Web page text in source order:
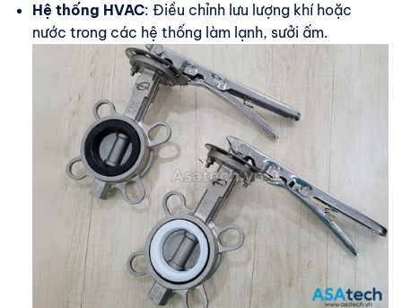
Hệ thống HVAC: Điều chỉnh lưu lượng khí hoặc
nước trong các hệ thống làm lạnh, sưởi ấm.